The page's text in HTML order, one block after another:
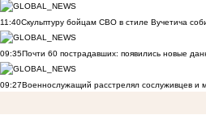
11:40Скульптуру бойцам СВО в стиле Вучетича
09:35Почти 60 пострадавших: появились новые
09:27Военнослужащий расстрелял сослуживцев и